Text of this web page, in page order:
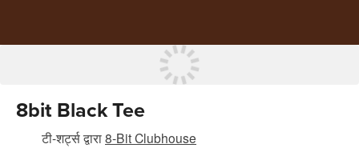
8bit Black Tee
टी-शर्ट्सद्वारा8-Bit Clubhouse